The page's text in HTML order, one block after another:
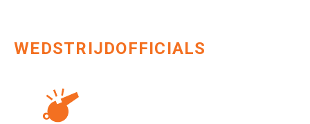
WEDSTRIJDOFFICIALS